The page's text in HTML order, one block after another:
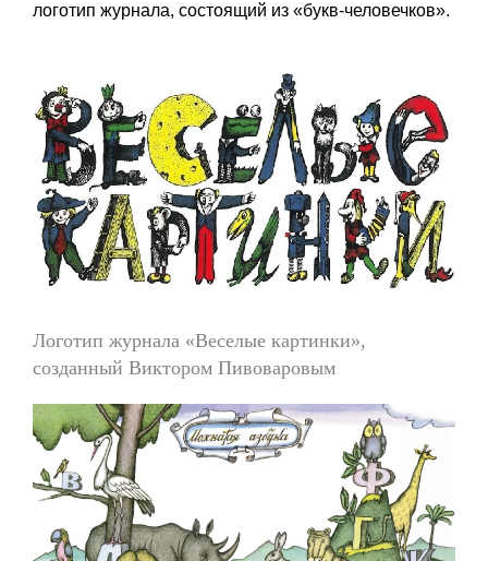
логотип журнала, состоящий из «букв-человечков».
Логотип журнала «Веселые картинки»,
созданный Виктором Пивоваровым